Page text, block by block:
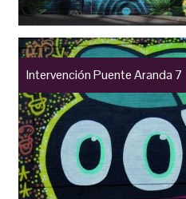
Intervención Puente Aranda 7